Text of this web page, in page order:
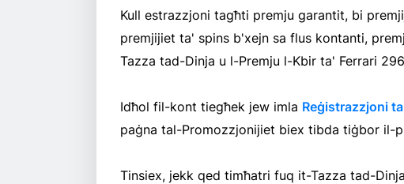
Kull estrazzjoni tagħti premju garantit, bi
premjijiet ta' spins b'xejn sa flus kontanti,
Tazza tad-Dinja u l-Premju l-Kbir ta' Ferrari
Idħol fil-kont tiegħek jew imla Reġistrazzjoni
paġna tal-Promozzjonijiet biex tibda tiġbor il-
Tinsiex, jekk qed timħatri fuq it-Tazza tad-